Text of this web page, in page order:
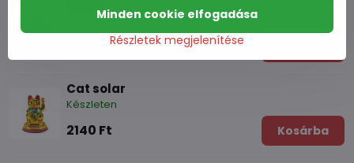
Készleten
Árengedmény 1120 Ft
Cat solar
Készleten
2140 Ft Kosárba
Részletek megjelenítése
Minden cookie elfogadása